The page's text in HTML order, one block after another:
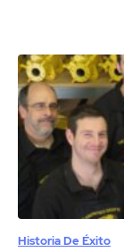
Historia De Éxito